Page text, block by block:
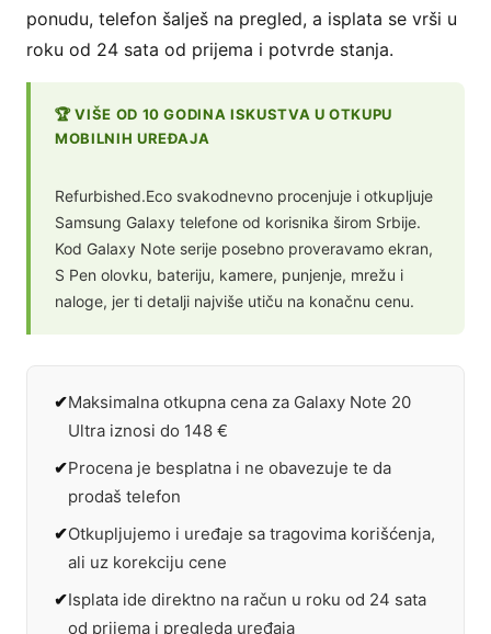
ponudu, telefon šalješ na pregled, a isplata se vrši u
roku od 24 sata od prijema i potvrde stanja.
🏆 VIŠE OD 10 GODINA ISKUSTVA U OTKUPU
MOBILNIH UREĐAJA
Refurbished.Eco svakodnevno procenjuje i otkupljuje
Samsung Galaxy telefone od korisnika širom Srbije.
Kod Galaxy Note serije posebno proveravamo ekran,
S Pen olovku, bateriju, kamere, punjenje, mrežu i
naloge, jer ti detalji najviše utiču na konačnu cenu.
Maksimalna otkupna cena za Galaxy Note 20
Ultra iznosi do 148 €
Procena je besplatna i ne obavezuje te da
prodaš telefon
Otkupljujemo i uređaje sa tragovima korišćenja,
ali uz korekciju cene
Isplata ide direktno na račun u roku od 24 sata
od prijema i pregleda uređaja